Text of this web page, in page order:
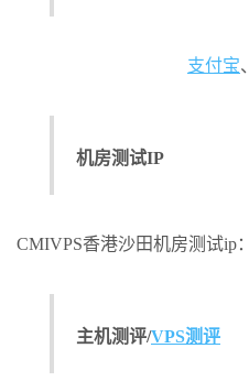
支付宝、
机房测试IP
CMIVPS香港沙田机房测试ip
主机测评/VPS测评